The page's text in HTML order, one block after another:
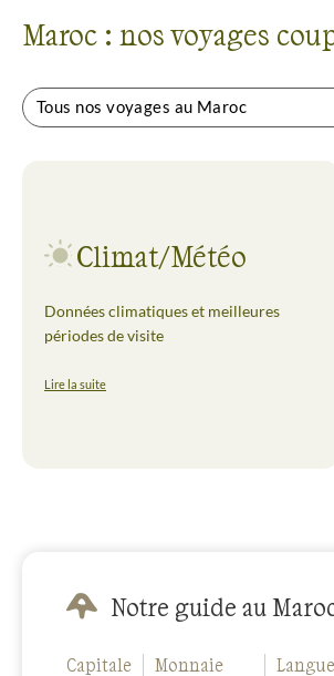
Maroc : nos voyages
Tous nos voyages au Maroc
Climat/Météo
Données climatiques et meilleures
périodes de visite
Lire la suite
Notre guide au
Capitale
Monnaie
Langue